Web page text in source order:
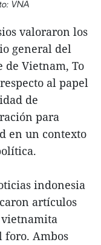
VNA
valoraron los
general del
de Vietnam, To
al papel
de
para
en un contexto
indonesia
artículos
foro. Ambos